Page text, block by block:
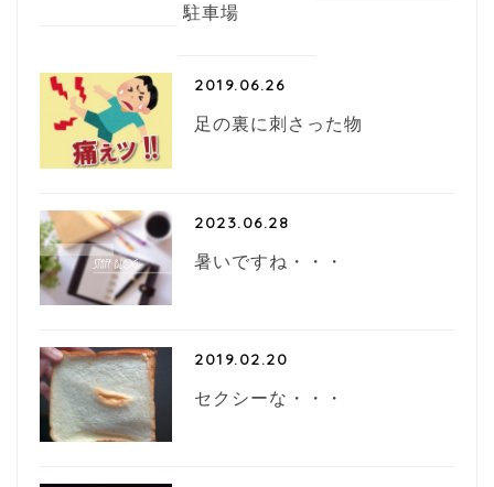
駐車場
2019.06.26
足の裏に刺さった物
2023.06.28
暑いですね・・・
2019.02.20
セクシーな・・・